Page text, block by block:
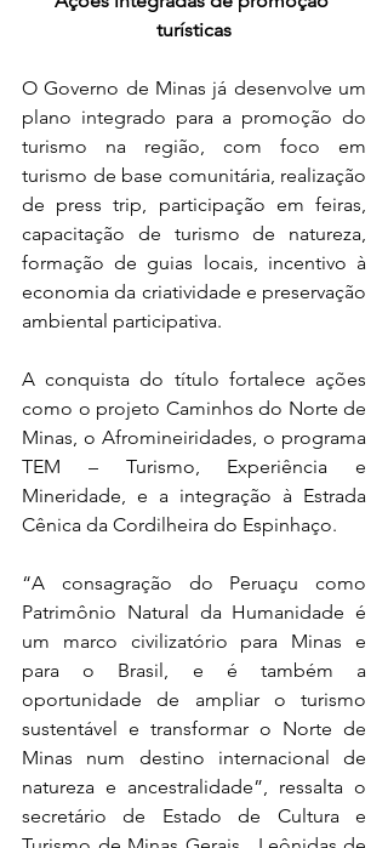
turísticas
O Governo de Minas já desenvolve um
plano integrado para a promoção do
turismo na região, com foco em
turismo de base comunitária, realização
de press trip, participação em feiras,
capacitação de turismo de natureza,
formação de guias locais, incentivo à
economia da criatividade e preservação
ambiental participativa.
A conquista do título fortalece ações
como o projeto Caminhos do Norte de
Minas, o Afromineiridades, o programa
TEM – Turismo, Experiência e
Mineridade, e a integração à Estrada
Cênica da Cordilheira do Espinhaço.
“A consagração do Peruaçu como
Patrimônio Natural da Humanidade é
um marco civilizatório para Minas e
para o Brasil, e é também a
oportunidade de ampliar o turismo
sustentável e transformar o Norte de
Minas num destino internacional de
natureza e ancestralidade”, ressalta o
secretário de Estado de Cultura e